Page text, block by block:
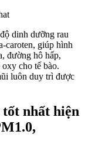
dinh dưỡng rau
caroten, giúp hình
đường hô hấp,
cho tế bào.
luôn duy trì được
tốt nhất hiện